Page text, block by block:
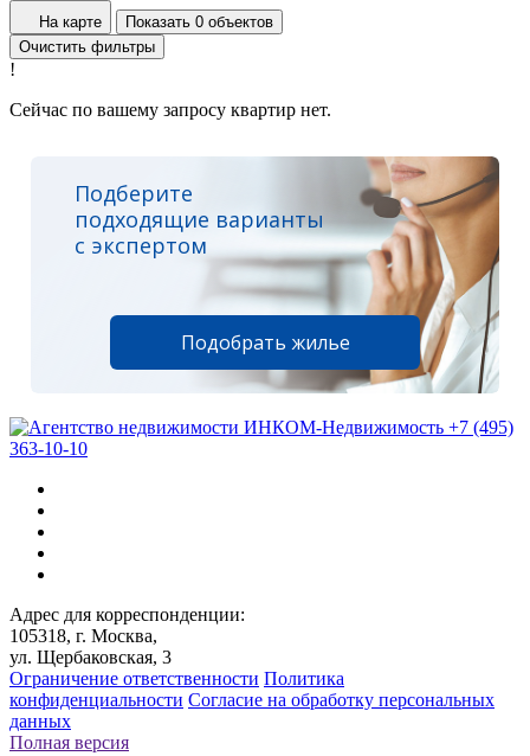
На карте
Показать 0 объектов
Очистить фильтры
!
Сейчас по вашему запросу квартир нет.
Подберите
подходящие варианты
с экспертом
Подобрать жилье
+7 (495)
363-10-10
Адрес для корреспонденции:
105318, г. Москва,
ул. Щербаковская, 3
Ограничение ответственности Политика
конфиденциальности Согласие на обработку персональных
данных
Полная версия